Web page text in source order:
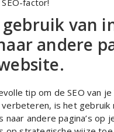
factor!
gebruik van
andere
tip om de SEO van
is het gebruik
naar andere pagina’s op